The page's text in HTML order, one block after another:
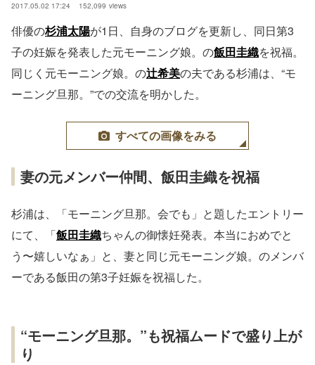
2017.05.02 17:24 152,099 views
俳優の杉浦太陽が1日、自身のブログを更新し、同日第3
子の妊娠を発表した元モーニング娘。の飯田圭織を祝福。
同じく元モーニング娘。の辻希美の夫である杉浦は、“モ
ーニング旦那。”での交流を明かした。
すべての画像をみる
妻の元メンバー仲間、飯田圭織を祝福
杉浦は、「モーニング旦那。会でも」と題したエントリー
にて、「飯田圭織ちゃんの御懐妊発表。本当におめでと
う〜嬉しいなぁ」と、妻と同じ元モーニング娘。のメンバ
ーである飯田の第3子妊娠を祝福した。
“モーニング旦那。”も祝福ムードで盛り上が
り